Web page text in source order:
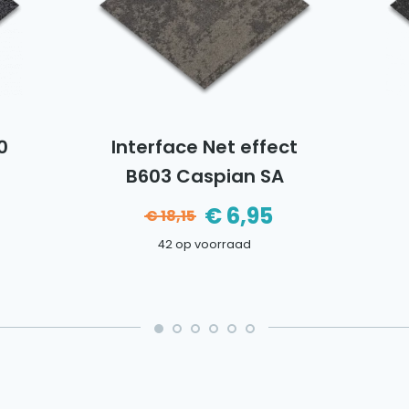
Interface Net effect
B603 Caspian SA
€18,15
Oorspronkelijke
€18,15.
€6,95
Huidige
€6,95.
42 op voorraad